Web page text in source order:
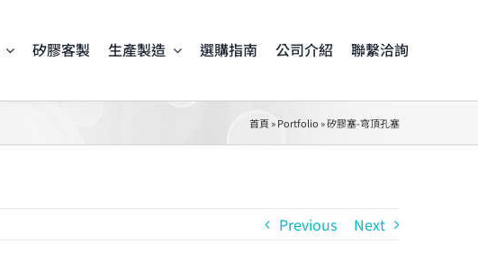
矽膠客製 生產製造 選購指南 公司介紹 聯繫洽詢
首頁»Portfolio »矽膠塞-穹頂孔塞
Previous Next